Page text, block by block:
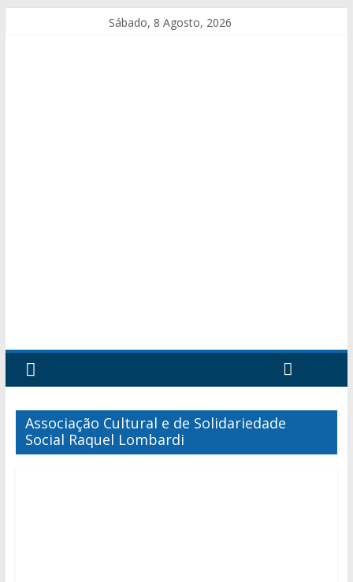
Sábado, 8 Agosto, 2026
Associação Cultural e de Solidariedade
Social Raquel Lombardi